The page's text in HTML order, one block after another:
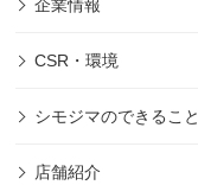
企業情報
CSR・環境
シモジマのできること
店舗紹介